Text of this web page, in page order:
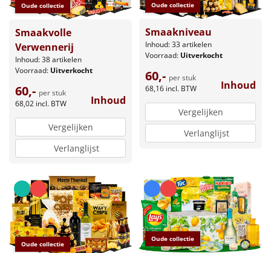
Oude collectie
Smaakvolle
Verwennerij
Inhoud: 38 artikelen
Voorraad: Uitverkocht
60,- per stuk
68,02 incl. BTW Inhoud
Vergelijken
Verlanglijst
Oude collectie
Smaakniveau
Inhoud: 33 artikelen
Voorraad: Uitverkocht
60,- per stuk
68,16 incl. BTW Inhoud
Vergelijken
Verlanglijst
Oude collectie
Oude collectie